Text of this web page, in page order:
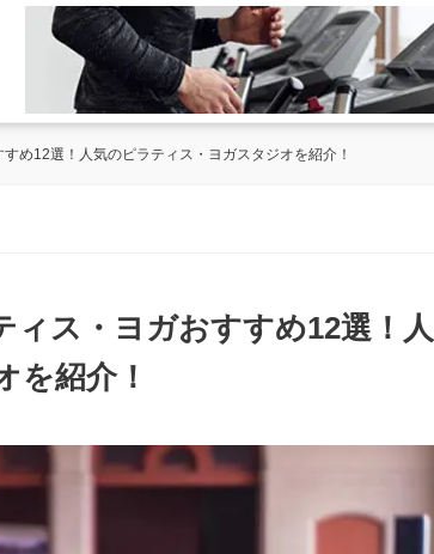
め12選！人気のピラティス・ヨガスタジオを紹介！
ィス・ヨガおすすめ12選！人
を紹介！